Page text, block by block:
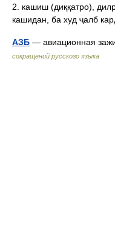
2. кашиш (диққатро),
кашидан, ба худ ҷалб
АЗБ — авиационная
сокращений русского языка